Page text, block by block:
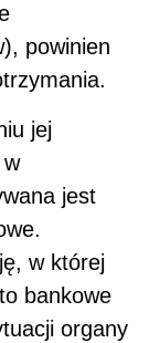
powinien
jej
jest
w której
bankowe
organy